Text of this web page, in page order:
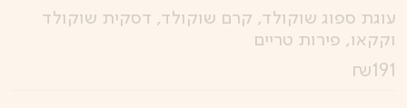
עוגת ספוג שוקולד, קרם שוקולד, דסקית שוקולד
וקקאו, פירות טריים
191
₪